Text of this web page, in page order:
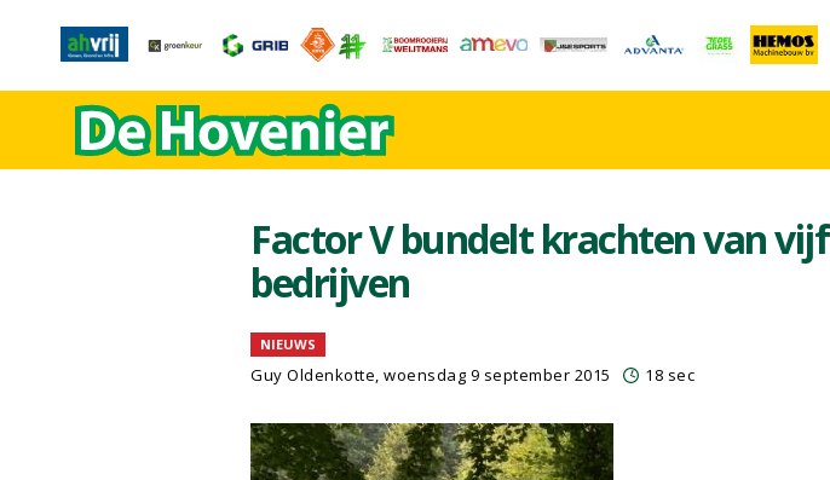
Factor V bundelt krachten van vijf
bedrijven
NIEUWS
Guy Oldenkotte, woensdag 9 september 2015 18 sec